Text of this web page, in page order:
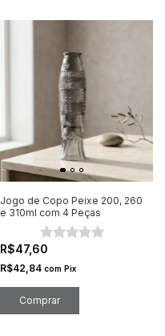
Jogo de Copo Peixe 200, 260
e 310ml com 4 Peças
R$47,60
R$42,84 com Pix